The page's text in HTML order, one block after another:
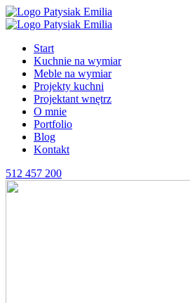
Start
Kuchnie na wymiar
Meble na wymiar
Projekty kuchni
Projektant wnętrz
O mnie
Portfolio
Blog
Kontakt
512 457 200